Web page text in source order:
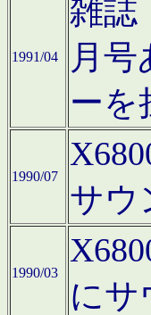
1991/04
雑誌
月
ーを
1990/07
サウ
1990/03
にサ